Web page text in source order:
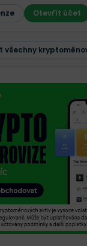
Otevřít účet
všechny